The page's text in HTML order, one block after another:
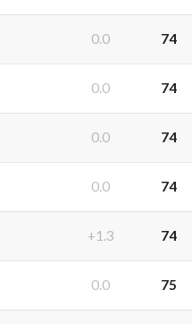
0.0 74
0.0 74
0.0 74
0.0 74
+1.3 74
0.0 75